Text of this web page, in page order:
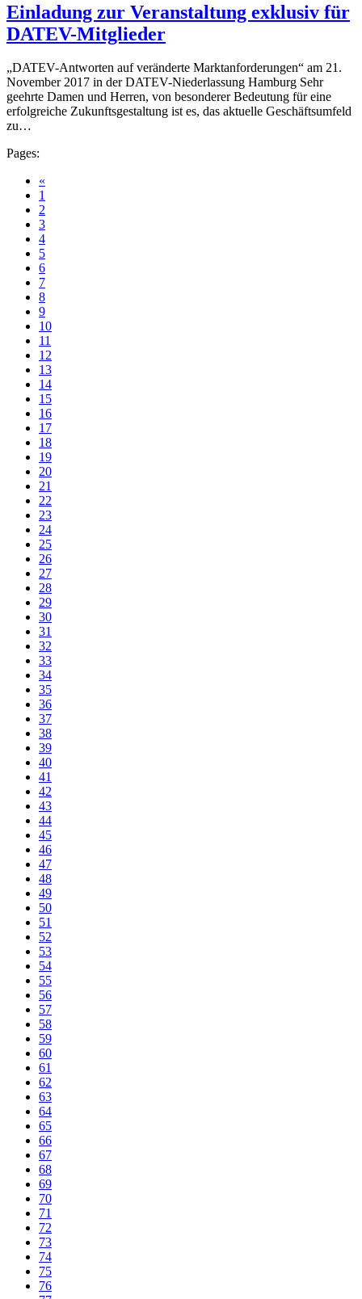
Einladung zur Veranstaltung exklusiv für
DATEV-Mitglieder
„DATEV-Antworten auf veränderte Marktanforderungen“ am 21.
November 2017 in der DATEV-Niederlassung Hamburg Sehr
geehrte Damen und Herren, von besonderer Bedeutung für eine
erfolgreiche Zukunftsgestaltung ist es, das aktuelle Geschäftsumfeld
zu…
Pages:
«
1
2
3
4
5
6
7
8
9
10
11
12
13
14
15
16
17
18
19
20
21
22
23
24
25
26
27
28
29
30
31
32
33
34
35
36
37
38
39
40
41
42
43
44
45
46
47
48
49
50
51
52
53
54
55
56
57
58
59
60
61
62
63
64
65
66
67
68
69
70
71
72
73
74
75
76